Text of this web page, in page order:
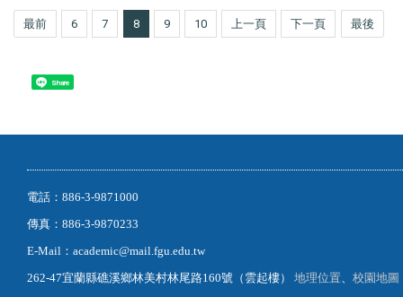
最前 6 7 8 9 10 上一頁 下一頁 最後
Share
電話：886-3-9871000
傳真：886-3-9870233
E-Mail：academic@mail.fgu.edu.tw
262-47宜蘭縣礁溪鄉林美村林尾路160號（雲起樓） 地理位置、 校園地圖